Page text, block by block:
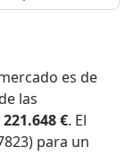
es de
las
221.648 €. El
para un